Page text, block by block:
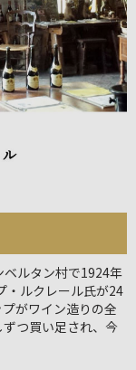
ベルタン村で1924年
・ルクレール氏が24
がワイン造りの全
つ買い足され、今